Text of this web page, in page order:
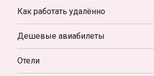
Как работать удалённо
Дешевые авиабилеты
Отели